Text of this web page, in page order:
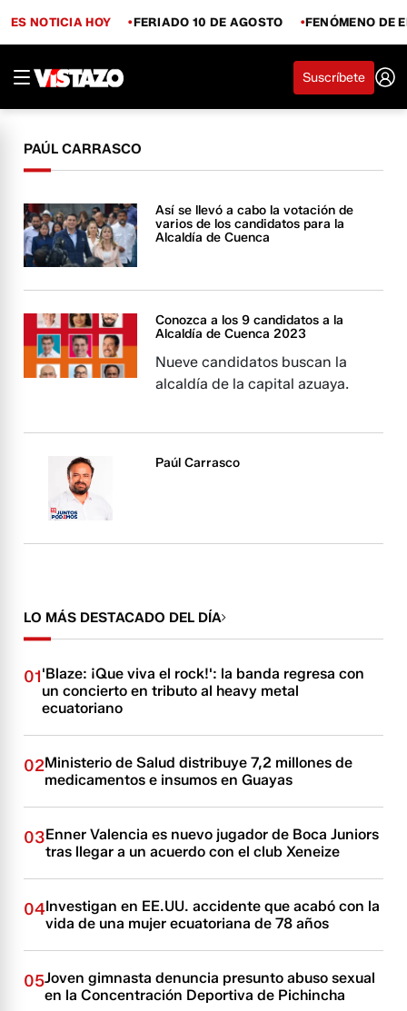
ES NOTICIA HOY FERIADO 10 DE AGOSTO FENÓMENO DE
Suscríbete
PAÚL CARRASCO
Así se llevó a cabo la votación de
varios de los candidatos para la
Alcaldía de Cuenca
Conozca a los 9 candidatos a la
Alcaldía de Cuenca 2023
Nueve candidatos buscan la
alcaldía de la capital azuaya.
Paúl Carrasco
LO MÁS DESTACADO DEL DÍA
01'Blaze: ¡Que viva el rock!': la banda regresa con
un concierto en tributo al heavy metal
ecuatoriano
02Ministerio de Salud distribuye 7,2 millones de
medicamentos e insumos en Guayas
03Enner Valencia es nuevo jugador de Boca Juniors
tras llegar a un acuerdo con el club Xeneize
04Investigan en EE.UU. accidente que acabó con la
vida de una mujer ecuatoriana de 78 años
05Joven gimnasta denuncia presunto abuso sexual
en la Concentración Deportiva de Pichincha